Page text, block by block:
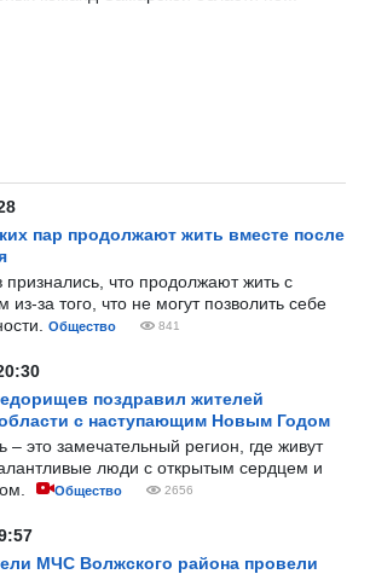
пар продолжают жить вместе после
признались, что продолжают жить с
за того, что не могут позволить себе
Общество 841
поздравил жителей
с наступающим Новым Годом
– это замечательный регион, где живут
люди с открытым сердцем и
Общество 2656
МЧС Волжского района провели